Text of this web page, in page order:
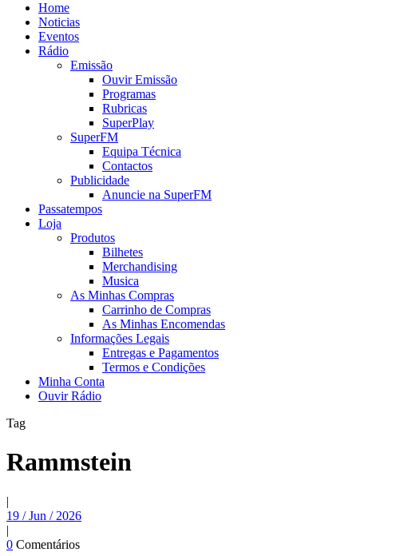
Home
Noticias
Eventos
Rádio
Emissão
Ouvir Emissão
Programas
Rubricas
SuperPlay
SuperFM
Equipa Técnica
Contactos
Publicidade
Anuncie na SuperFM
Passatempos
Loja
Produtos
Bilhetes
Merchandising
Musica
As Minhas Compras
Carrinho de Compras
As Minhas Encomendas
Informações Legais
Entregas e Pagamentos
Termos e Condições
Minha Conta
Ouvir Rádio
Tag
Rammstein
|
19 / Jun / 2026
|
0 Comentários